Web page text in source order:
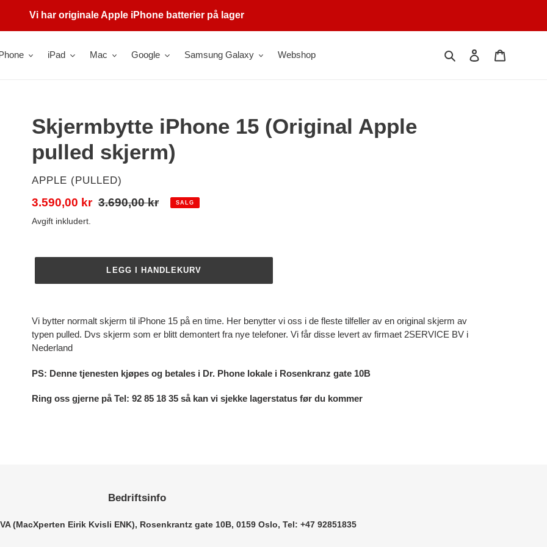
Vi har originale Apple iPhone batterier på lager
iPad Mac Google Samsung Galaxy Webshop Søk Logg på
Skjermbytte iPhone 15 (Original Apple
pulled skjerm)
SELGER
APPLE (PULLED)
Salgspris
3.590,00 kr Vanlig
3.690,00 kr SALG
Avgift inkludert.
LEGG I HANDLEKURV
til
produkter
i
Vi bytter normalt skjerm til iPhone 15 på en time. Her benytter vi oss i de fleste tilfeller av en original skjerm av
typen pulled. Dvs skjerm som er blitt demontert fra nye telefoner. Vi får disse levert av firmaet 2SERVICE BV i
Nederland
PS: Denne tjenesten kjøpes og betales i Dr. Phone lokale i Rosenkranz gate 10B
Ring oss gjerne på Tel: 92 85 18 35 så kan vi sjekke lagerstatus før du kommer
Bedriftsinfo
(MacXperten Eirik Kvisli ENK), Rosenkrantz gate 10B, 0159 Oslo, Tel: +47 92851835